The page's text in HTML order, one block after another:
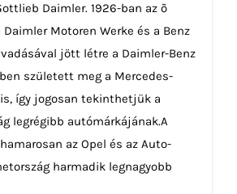
Daimler. 1926-ban az õ
Motoren Werke és a Benz
jött létre a Daimler-Benz
született meg a Mercedes-
így jogosan tekinthetjük a
legrégibb autómárkájának.A
az Opel és az Auto-
harmadik legnagyobb